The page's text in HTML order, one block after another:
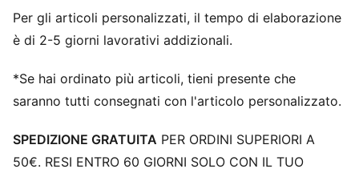
Ammortizzazione: Media
Altezza dello stack: 36 mm / 26 mm
Pronazione: Neutro
Per gli articoli personalizzati, il tempo di elaborazione
è di 2-5 giorni lavorativi addizionali.
*Se hai ordinato più articoli, tieni presente che
saranno tutti consegnati con l'articolo personalizzato.
SPEDIZIONE GRATUITA PER ORDINI SUPERIORI A
50€. RESI ENTRO 60 GIORNI SOLO CON IL TUO